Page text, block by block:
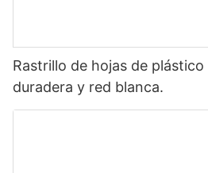
Rastrillo de hojas de
duradera y red blanca.